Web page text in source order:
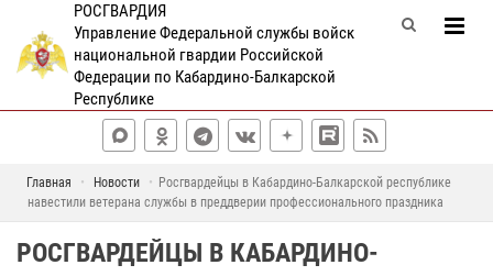
РОСГВАРДИЯ
Управление Федеральной службы войск
национальной гвардии Российской
Федерации по Кабардино-Балкарской
Республике
Главная Новости
Росгвардейцы в Кабардино-Балкарской республике
навестили ветерана службы в преддверии профессионального праздника
РОСГВАРДЕЙЦЫ В КАБАРДИНО-